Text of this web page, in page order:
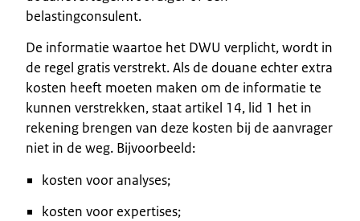
belastingconsulent.
De informatie waartoe het DWU verplicht, wordt in
de regel gratis verstrekt. Als de douane echter extra
kosten heeft moeten maken om de informatie te
kunnen verstrekken, staat artikel 14, lid 1 het in
rekening brengen van deze kosten bij de aanvrager
niet in de weg. Bijvoorbeeld:
kosten voor analyses;
kosten voor expertises;